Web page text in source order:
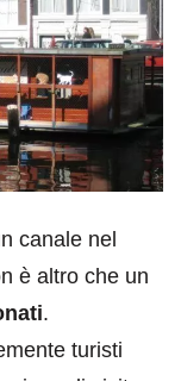
canale nel
è altro che un
.
turisti